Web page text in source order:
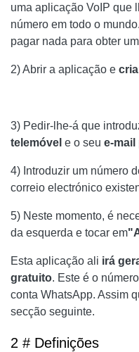
uma aplicação VoIP que
número em todo o
pagar nada para obter
2) Abrir a aplicação e
3) Pedir-lhe-á que
telemóvel e o seu e-mail
4) Introduzir um número
correio electrónico
5) Neste momento, é
da esquerda e tocar em
Esta aplicação ali irá
gratuito. Este é o
conta WhatsApp. Assim
secção seguinte.
2 # Definições